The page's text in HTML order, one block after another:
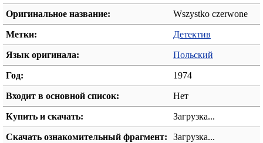
Оригинальное название: Wszystko czerwone
Метки: Детектив
Язык оригинала: Польский
Год: 1974
Входит в основной список: Нет
Купить и скачать: Загрузка...
Скачать ознакомительный фрагмент: Загрузка...